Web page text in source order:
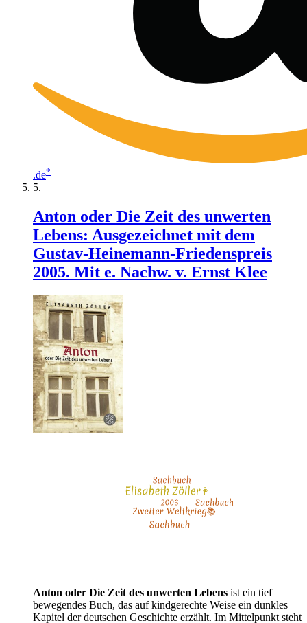
.de*
Anton oder Die Zeit des unwerten
Lebens: Ausgezeichnet mit dem
Gustav-Heinemann-Friedenspreis
2005. Mit e. Nachw. v. Ernst Klee
Anton oder Die Zeit des unwerten Lebens ist ein tief
bewegendes Buch, das auf kindgerechte Weise ein dunkles
Kapitel der deutschen Geschichte erzählt. Im Mittelpunkt steht